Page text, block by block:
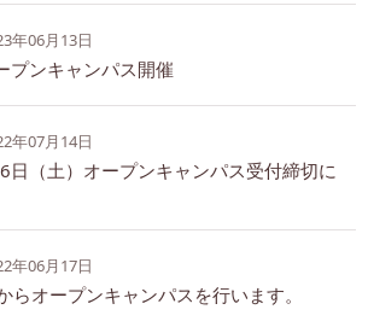
年06月13日
プンキャンパス開催
年07月14日
日（土）オープンキャンパス受付締切に
年06月17日
オープンキャンパスを行います。